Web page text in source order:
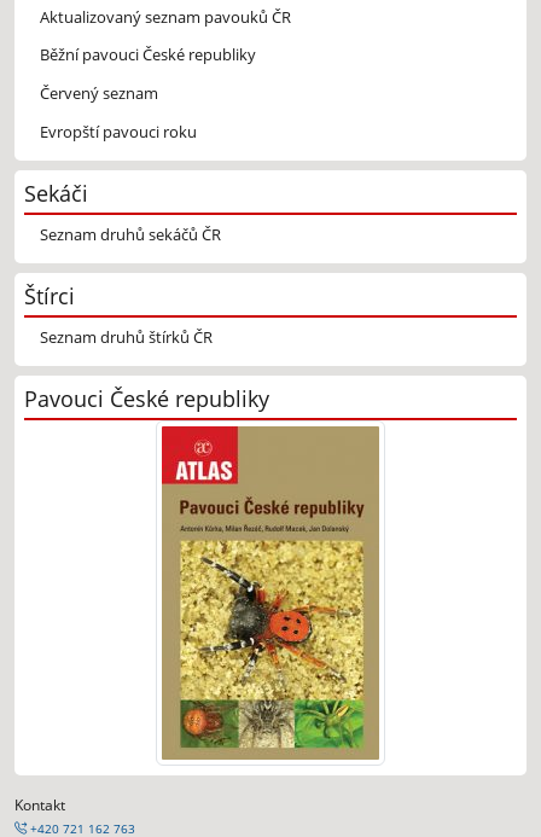
Aktualizovaný seznam pavouků ČR
Běžní pavouci České republiky
Červený seznam
Evropští pavouci roku
Sekáči
Seznam druhů sekáčů ČR
Štírci
Seznam druhů štírků ČR
Pavouci České republiky
Kontakt
+420 721 162 763